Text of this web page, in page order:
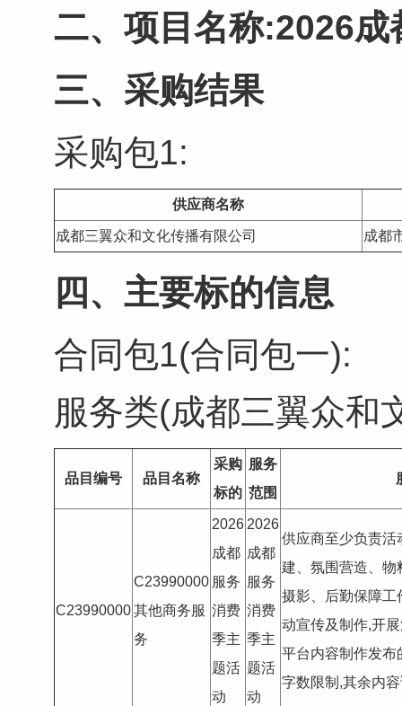
二、项目名称:2026
三、采购结果
采购包1:
供应商名称
成都三翼众和文化传播有限公司 成都
四、主要标的信息
合同包1(合同包一):
服务类(成都三翼众和
品目编号 品目名称
采购
标的
服务
范围
C23990000
C23990000
其他商务服
务
2026
成都
服务
消费
季主
题活
动
2026
成都
服务
消费
季主
题活
动
供应商至少负责活
建、氛围营造、物
摄影、后勤保障工
动宣传及制作,开
平台内容制作发布
字数限制,其余内